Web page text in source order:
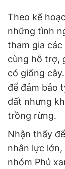
Theo kế
những tình
tham gia
cùng hỗ trợ,
có giống
để đảm bảo
đất nhưng
trồng rừng.
Nhận thấy
nhân lực lớn,
nhóm Phủ